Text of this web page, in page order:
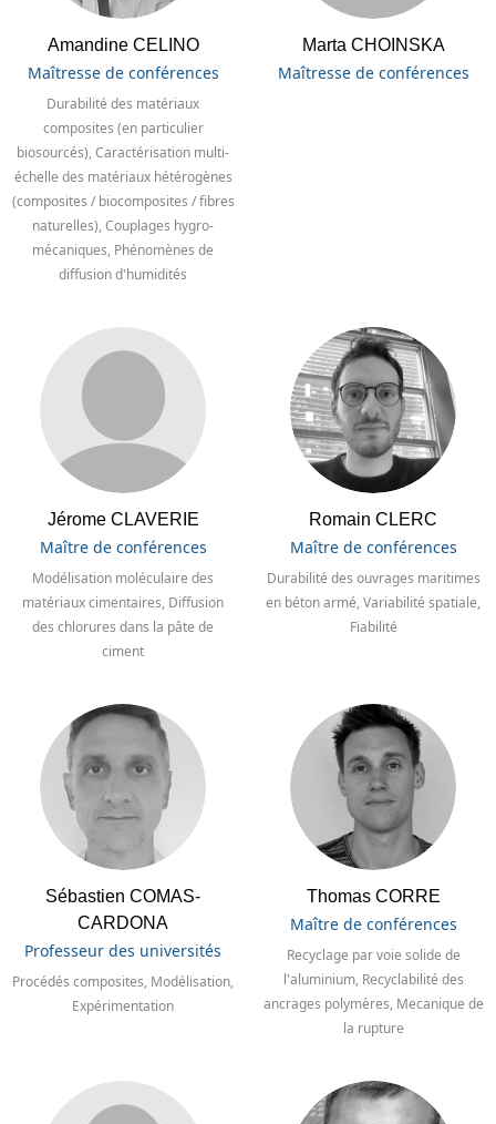
Amandine CELINO
Maîtresse de conférences
Durabilité des matériaux
composites (en particulier
biosourcés), Caractérisation multi-
échelle des matériaux hétérogènes
(composites / biocomposites / fibres
naturelles), Couplages hygro-
mécaniques, Phénomènes de
diffusion d'humidités
Marta CHOINSKA
Maîtresse de conférences
Jérome CLAVERIE
Maître de conférences
Modélisation moléculaire des
matériaux cimentaires, Diffusion
des chlorures dans la pâte de
ciment
Romain CLERC
Maître de conférences
Durabilité des ouvrages maritimes
en béton armé, Variabilité spatiale,
Fiabilité
Sébastien COMAS-
CARDONA
Professeur des universités
Procédés composites, Modélisation,
Expérimentation
Thomas CORRE
Maître de conférences
Recyclage par voie solide de
l'aluminium, Recyclabilité des
ancrages polymères, Mecanique de
la rupture